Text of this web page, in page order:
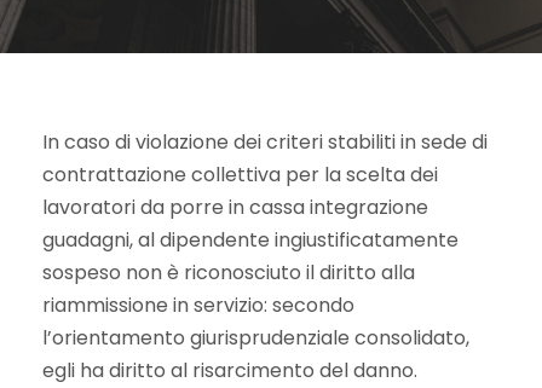
In caso di violazione dei criteri stabiliti in sede di
contrattazione collettiva per la scelta dei
lavoratori da porre in cassa integrazione
guadagni, al dipendente ingiustificatamente
sospeso non è riconosciuto il diritto alla
riammissione in servizio: secondo
l’orientamento giurisprudenziale consolidato,
egli ha diritto al risarcimento del danno.